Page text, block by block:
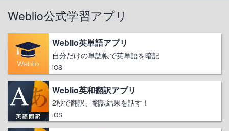
Weblio公式学習アプリ
Weblio英単語アプリ
自分だけの単語帳で英単語を暗記
iOS
Weblio英和翻訳アプリ
2秒で翻訳、翻訳結果を話す！
iOS